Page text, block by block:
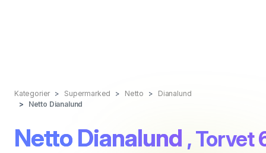
Kategorier Supermarked Netto
Dianalund
Netto Dianalund
Netto Dianalund , Torvet